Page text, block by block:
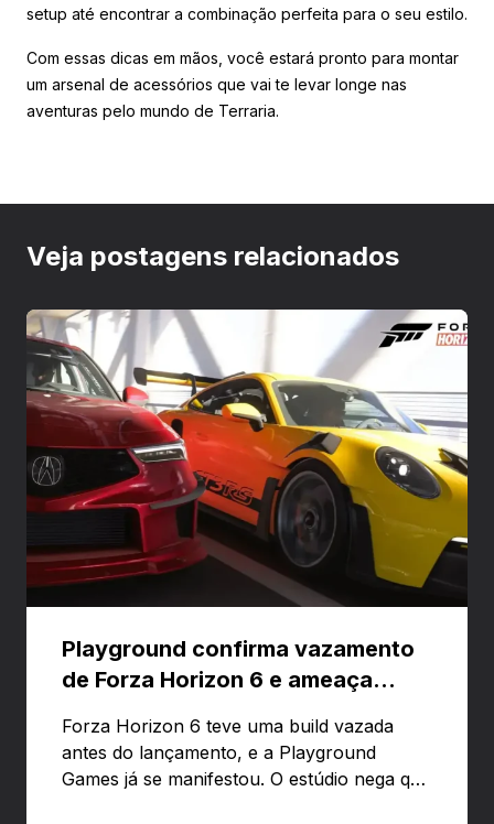
setup até encontrar a combinação perfeita para o seu estilo.
Com essas dicas em mãos, você estará pronto para montar
um arsenal de acessórios que vai te levar longe nas
aventuras pelo mundo de Terraria.
Veja postagens relacionados
Playground confirma vazamento
de Forza Horizon 6 e ameaça
Forza Horizon 6 teve uma build vazada
antes do lançamento, e a Playground
Games já se manifestou. O estúdio nega que